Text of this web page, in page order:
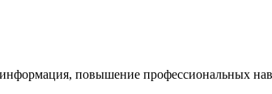
информация, повышение профессиональных